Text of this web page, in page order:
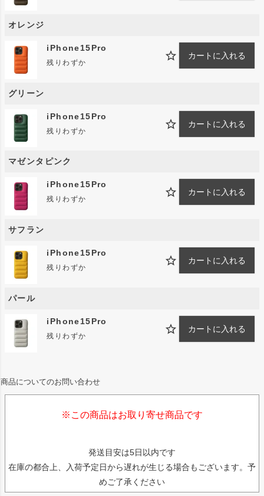
・皮革の表面はキズがつきやすいので、丁寧にお取り扱い
・革製品につき、水や湿気に弱いため使用上ご注意下さ
い。摩擦、汗、水濡れにより色落ちする可能性がありま
・濃色品からは、白や淡色の衣類への色移行、淡色品で
は、逆に、黒やデニム等の衣類から色移行する場合があり
ますので充分ご注意ください。
・革や同系の素材、ポリ袋、写真や印刷物等と密着すると
ールペン、マジックインキの汚れも同様ですので、充分こ
注意ください。
本商品によるクレジットカードなど磁気帯カードへの障害
はございません。
・本商品を装着した状態でのMagSafeはご使用になれませ
ん。クレジットカードなど磁気帯カードを入れた状態での
ご使用は磁気部分の破損の原因となりますのでご使用をお
・商品の匂い(レザーや接着塗料など)が気になる場合は、
風通しのよい場所で日陰干しをする等お試しください。
・カメラレンズの周りは接着されておりません。デザイン
上の仕様となりますのでご了承ください。
ものを目立たない部分で試した上で使用してください。
オレンジ
iPhone15Pro
残りわずか
カートに入れる
グリーン
iPhone15Pro
残りわずか
カートに入れる
マゼンタピンク
iPhone15Pro
残りわずか
カートに入れる
サフラン
iPhone15Pro
残りわずか
カートに入れる
パール
iPhone15Pro
残りわずか
カートに入れる
商品についてのお問い合わせ
※この商品はお取り寄せ商品です
発送目安は5日以内です
在庫の都合上、入荷予定日から遅れが生じる場合もございます。予
めご了承ください